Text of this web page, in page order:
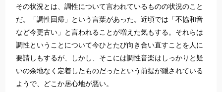
その状況とは、調性について言われているものの状況のこと
だ。「調性回帰」という言葉があった。近頃では「不協和音
など今更古い」と言われることが増えた気もする。それらは
調性ということについて今ひとたび向き合い直すことを人に
要請しもするが、しかし、そこには調性音楽はしっかりと疑
いの余地なく定着したものだったという前提が隠されている
ようで、どこか居心地が悪い。